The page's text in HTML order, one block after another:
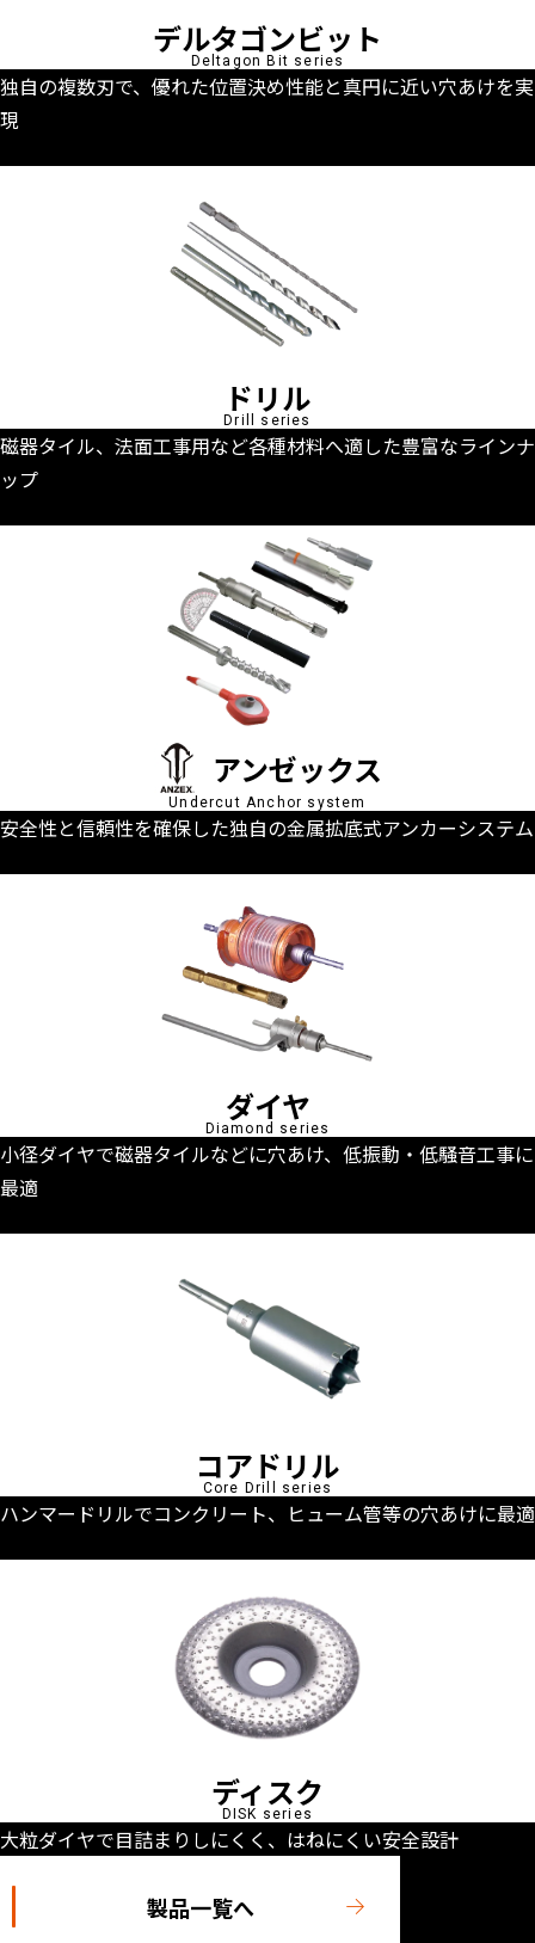
デルタゴンビット
Deltagon Bit series
独自の複数刃で、優れた位置決め性能と真円に近い穴あけを実
現
ドリル
Drill series
磁器タイル、法面工事用など各種材料へ適した豊富なラインナ
ップ
アンゼックス
Undercut Anchor system
安全性と信頼性を確保した独自の金属拡底式アンカーシステム
ダイヤ
Diamond series
小径ダイヤで磁器タイルなどに穴あけ、低振動・低騒音工事に
最適
コアドリル
Core Drill series
ハンマードリルでコンクリート、ヒューム管等の穴あけに最適
ディスク
DISK series
大粒ダイヤで目詰まりしにくく、はねにくい安全設計
製品一覧へ